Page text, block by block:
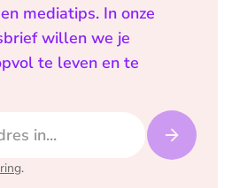
mediatips. In onze
willen we je
te leven en te
.